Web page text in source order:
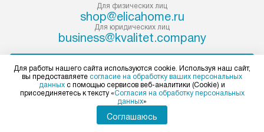
демонтировать дверцы, ручки или
другие выступающие элементы, так
как это может привести к отказу
сможете переместить прибор
в нужное место, учитывая размеры
упаковки или без нее.
подключение к
В стандартную
не включаются:
Для физических лиц
shop@elicahome.ru
Для юридических лиц
business@kvalitet.company
НАПИСАТЬ РУКОВОДСТВУ
Политика конфиденциальности
Условия продажи
Карта сайта
Для работы нашего сайта используются cookie. Используя наш сайт,
вы предоставляете согласие на обработку ваших персональных
данных с помощью сервисов веб-аналитики (Cookie) и
присоединяетесь к тексту «Согласия на обработку персональных
данных»
Соглашаюсь